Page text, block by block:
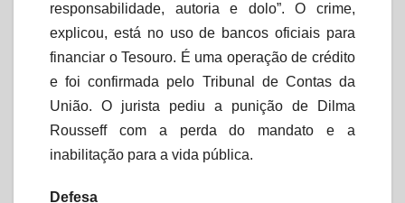
responsabilidade, autoria e dolo”. O crime,
explicou, está no uso de bancos oficiais para
financiar o Tesouro. É uma operação de crédito
e foi confirmada pelo Tribunal de Contas da
União. O jurista pediu a punição de Dilma
Rousseff com a perda do mandato e a
inabilitação para a vida pública.
Defesa